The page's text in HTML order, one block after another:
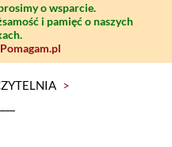
o wsparcie.
i pamięć o naszych
>